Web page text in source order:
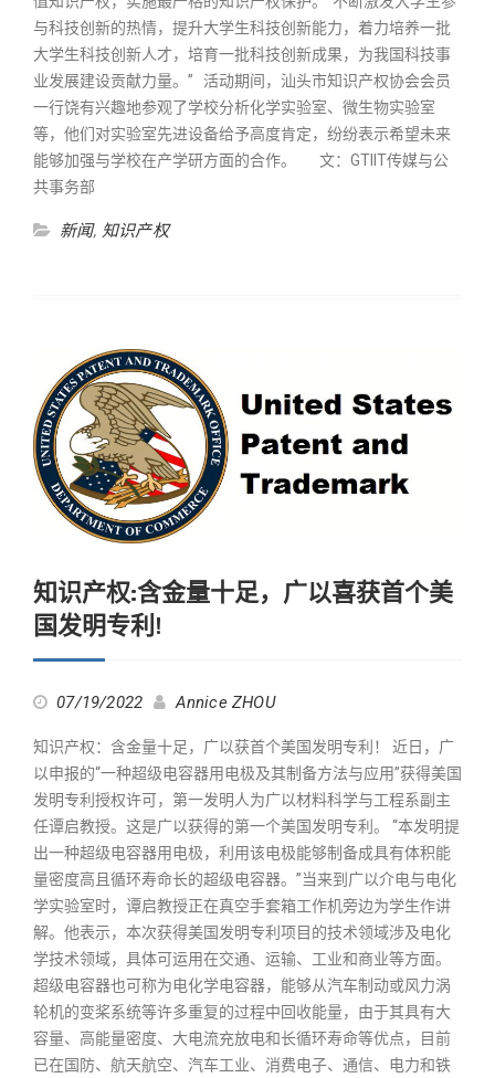
与科技创新的热情，提升大学生科技创新能力，着力培养一批
大学生科技创新人才，培育一批科技创新成果，为我国科技事
业发展建设贡献力量。” 活动期间，汕头市知识产权协会会员
一行饶有兴趣地参观了学校分析化学实验室、微生物实验室
等，他们对实验室先进设备给予高度肯定，纷纷表示希望未来
能够加强与学校在产学研方面的合作。 文：GTIIT传媒与公
共事务部
新闻, 知识产权
知识产权:含金量十足，广以喜获首个美
国发明专利!
07/19/2022 Annice ZHOU
知识产权：含金量十足，广以获首个美国发明专利！ 近日，广
以申报的“一种超级电容器用电极及其制备方法与应用”获得美国
发明专利授权许可，第一发明人为广以材料科学与工程系副主
任谭启教授。这是广以获得的第一个美国发明专利。 “本发明提
出一种超级电容器用电极，利用该电极能够制备成具有体积能
量密度高且循环寿命长的超级电容器。”当来到广以介电与电化
学实验室时，谭启教授正在真空手套箱工作机旁边为学生作讲
解。他表示，本次获得美国发明专利项目的技术领域涉及电化
学技术领域，具体可运用在交通、运输、工业和商业等方面。
超级电容器也可称为电化学电容器，能够从汽车制动或风力涡
轮机的变桨系统等许多重复的过程中回收能量，由于其具有大
容量、高能量密度、大电流充放电和长循环寿命等优点，目前
已在国防、航天航空、汽车工业、消费电子、通信、电力和铁